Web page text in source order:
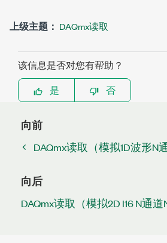
上级主题： DAQmx读取
该信息是否对您有帮助？
是
否
向前
DAQmx读取（模拟1D波形N
向后
DAQmx读取（模拟2D I16 N通道